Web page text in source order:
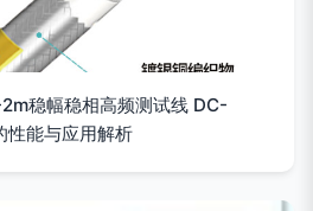
稳幅稳相高频测试线 DC-
性能与应用解析